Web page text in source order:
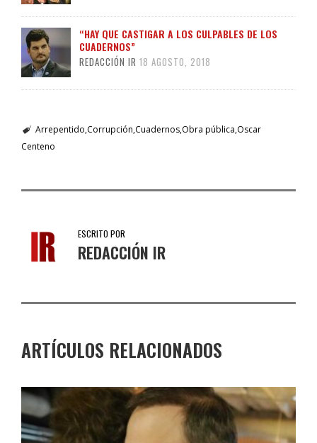
“HAY QUE CASTIGAR A LOS CULPABLES DE LOS
CUADERNOS”
REDACCIÓN IR 18 AGOSTO, 2018
Arrepentido Corrupción CuadernosObra pública Oscar
Centeno
ESCRITO POR
REDACCIÓN IR
ARTÍCULOS RELACIONADOS